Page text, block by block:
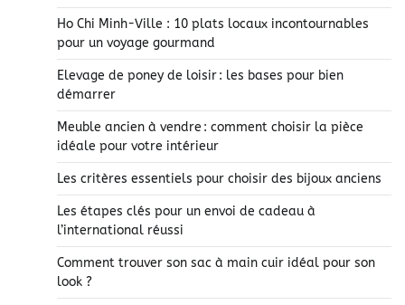
Ho Chi Minh-Ville : 10 plats locaux incontournables
pour un voyage gourmand
Elevage de poney de loisir : les bases pour bien
démarrer
Meuble ancien à vendre : comment choisir la pièce
idéale pour votre intérieur
Les critères essentiels pour choisir des bijoux anciens
Les étapes clés pour un envoi de cadeau à
l’international réussi
Comment trouver son sac à main cuir idéal pour son
look ?